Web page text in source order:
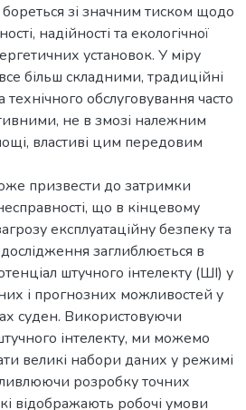
зі значним тиском щодо
надійності та екологічної
установок. У міру
більш складними, традиційні
обслуговування часто
не в змозі належним
властиві цим передовим
призвести до затримки
що в кінцевому
експлуатаційну безпеку та
заглиблюється в
штучного інтелекту (ШІ) у
і прогнозних можливостей у
суден. Використовуючи
інтелекту, ми можемо
великі набори даних у режимі
розробку точних
відображають робочі умови